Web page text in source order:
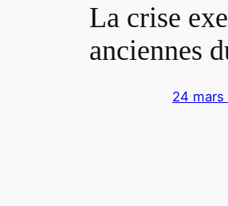
La crise
anciennes
24 mars